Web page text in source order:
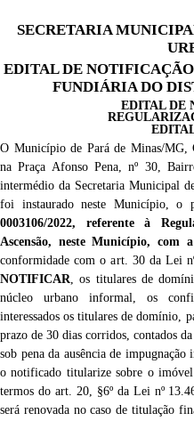
SECRETARIA
EDITAL DE
FUNDIÁRIA DO
EDITAL DE
O Município de Pará de Minas/MG,
na Praça Afonso Pena, nº 30,
intermédio da Secretaria Municipal
foi instaurado neste Município, o
0003106/2022, referente à
Ascensão, neste Município, com
conformidade com o art. 30 da Lei
NOTIFICAR,os titulares de
núcleo urbano informal, os
interessados os titulares de domínio,
prazo de 30 dias corridos, contados
sob pena da ausência de
o notificado titularize sobre o
termos do art. 20, §6º da Lei nº
será renovada no caso de titulação